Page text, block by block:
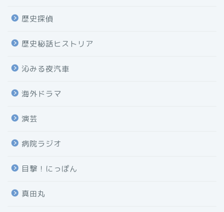
歴史探偵
歴史秘話ヒストリア
沁みる夜汽車
海外ドラマ
演芸
病院ラジオ
目撃！にっぽん
真田丸